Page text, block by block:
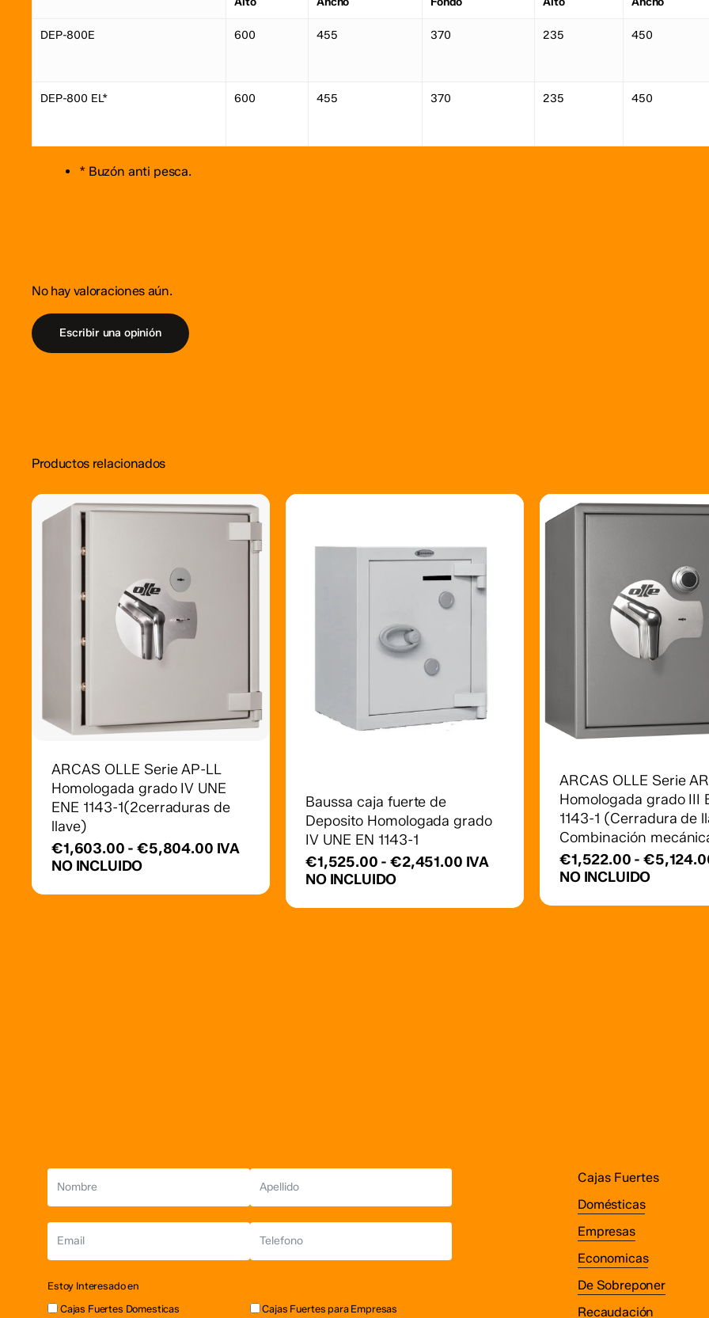
DEP-800E 600 455 370 235 450
DEP-800 EL* 600 455 370 235 450
* Buzón anti pesca.
No hay valoraciones aún.
Escribir una opinión
Productos relacionados
producto
múltiples
variantes.
Las
opciones
se
pueden
en
ARCAS OLLE Serie AP-LL
Homologada grado IV UNE
ENE 1143-1(2cerraduras de
llave)
€1,603.00 - €5,804.00Rango
desde
IVA
NO INCLUIDO
múltiples
variantes.
Las
opciones
Baussa caja fuerte de
Deposito Homologada grado
IV UNE EN 1143-1
€1,525.00 - €2,451.00Rango
desde
IVA
NO INCLUIDO
Este
producto
múltiples
variantes.
Las
opciones
se
pueden
en
ARCAS OLLE Serie
Homologada grado III
1143-1 (Cerradura de
Combinación
€1,522.00 - €
NO INCLUIDO
Estoy Interesado en
Cajas Fuertes Domesticas
Cajas Fuertes para Empresas
Cajas Fuertes
Domésticas
Empresas
Economicas
De Sobreponer
Recaudación